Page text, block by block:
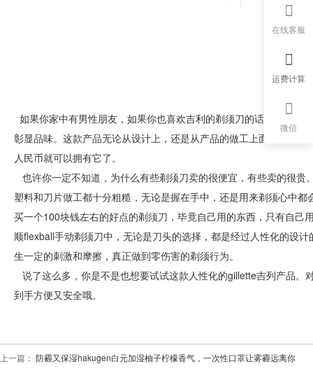
如果你家中有男性朋友，如果你也喜欢吉利的剃须刀的话，选择
彰显品味。这款产品无论从设计上，还是从产品的做工上面，都丝毫
人民币就可以拥有它了。
也许你一定不知道，为什么有些剃须刀卖的很便宜，有些卖的很
塑料和刀片做工都十分粗糙，无论是握在手中，还是用来剃须心中
买一个100块钱左右的好点的剃须刀，毕竟自己用的东西，只有自
顺flexball手动剃须刀中，无论是刀头的选择，都是经过人性化的设
生一定的刺激和摩擦，真正做到零伤害的剃须行为。
说了这么多，你是不是也想要试试这款人性化的gillette吉列产品。
到手方便又安全哦。
上一篇： 防霾又保湿hakugen白元加湿柚子柠檬香气，一次性口罩让雾霾远离你
在线客服
运费计算
微信